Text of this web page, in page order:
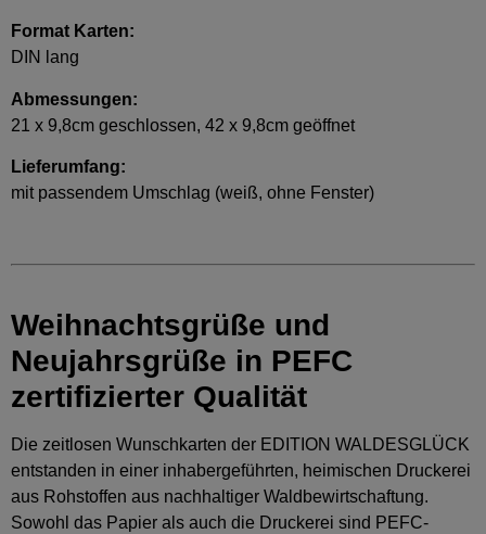
Format Karten:
DIN lang
Abmessungen:
21 x 9,8cm geschlossen, 42 x 9,8cm geöffnet
Lieferumfang:
mit passendem Umschlag (weiß, ohne Fenster)
Weihnachtsgrüße und
Neujahrsgrüße in PEFC
zertifizierter Qualität
Die zeitlosen Wunschkarten der EDITION WALDESGLÜCK
entstanden in einer inhabergeführten, heimischen Druckerei
aus Rohstoffen aus nachhaltiger Waldbewirtschaftung.
Sowohl das Papier als auch die Druckerei sind PEFC-